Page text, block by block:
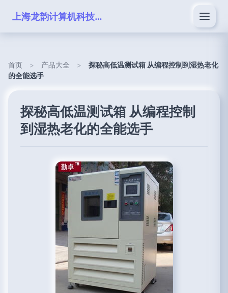
上海龙韵计算机科技有限公司
首页 > 产品大全 >
探秘高低温测试箱 从编程控制到湿热老化
的全能选手
探秘高低温测试箱 从编程控制
到湿热老化的全能选手